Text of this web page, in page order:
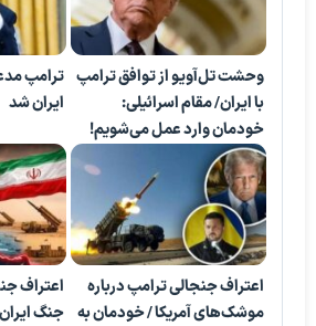
وحشت تل‌آویو از توافق ترامپ
با ایران/ مقام اسرائیلی:
خودمان وارد عمل می‌شویم!
ترامپ
ایران شد
اعتراف جنجالی ترامپ درباره
موشک‌های آمریکا / خودمان به
اعتراف
جنگ